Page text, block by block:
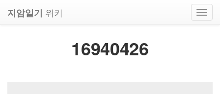
지암일기 위키
16940426